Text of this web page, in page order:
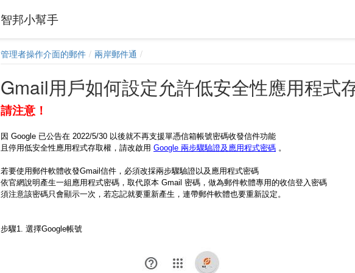
智邦小幫手
管理者操作介面的郵件 兩岸郵件通
Gmail用戶如何設定允許低安全性應用程式
請注意！
因 Google 已公告在 2022/5/30 以後就不再支援單憑信箱帳號密碼收發信件功能
且停用低安全性應用程式存取權，請改啟用 Google 兩步驟驗證及應用程式密碼 。
若要使用郵件軟體收發Gmail信件，必須改採兩步驟驗證以及應用程式密碼
依官網說明產生一組應用程式密碼，取代原本 Gmail 密碼，做為郵件軟體專用的收信登入密碼
須注意該密碼只會顯示一次，若忘記就要重新產生，連帶郵件軟體也要重新設定。
步驟1. 選擇Google帳號